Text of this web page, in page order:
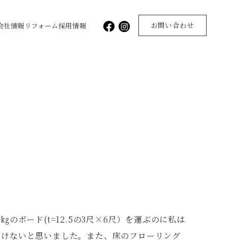
社情報 リフォーム採用情報 お問い合わせ
のボード(t=12.5の3尺×6尺）を運ぶのに私は
ないと思いました。また、床のフローリング